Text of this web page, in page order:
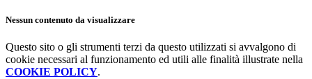
Nessun contenuto da visualizzare
Questo sito o gli strumenti terzi da questo utilizzati si avvalgono di
cookie necessari al funzionamento ed utili alle finalità illustrate nella
COOKIE POLICY.